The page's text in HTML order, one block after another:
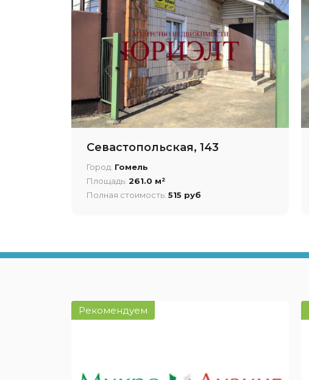
Севастопольская, 143
Город: Гомель
Площадь: 261.0 м²
Полная стоимость: 515 руб
Рекомендуем